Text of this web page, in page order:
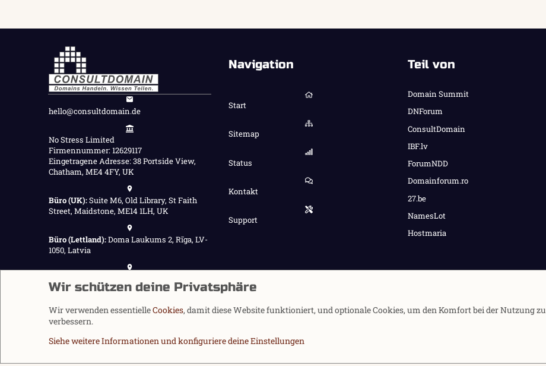
hello@consultdomain.de
No Stress Limited
Firmennummer: 12629117
Eingetragene Adresse: 38 Portside View,
Chatham, ME4 4FY, UK
Büro (UK):Suite M6, Old Library, St Faith
Street, Maidstone, ME14 1LH, UK
Büro (Lettland):Doma Laukums 2, Rīga, LV-
1050, Latvia
Navigation
Start
Sitemap
Status
Kontakt
Support
Teil von
Domain Summit
DNForum
ConsultDomain
IBF.lv
ForumNDD
Domainforum.ro
27.be
NamesLot
Hostmaria
Wir schützen deine Privatsphäre
Wir verwenden essentielleCookies, damit diese Website funktioniert, und optionale Cookies, um den Komfort bei der Nutzung zu
verbessern.
Siehe weitere Informationen und konfiguriere deine Einstellungen